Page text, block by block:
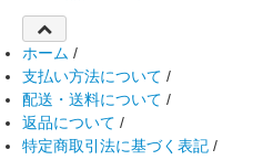
ホーム /
支払い方法について /
配送・送料について /
返品について /
特定商取引法に基づく表記 /